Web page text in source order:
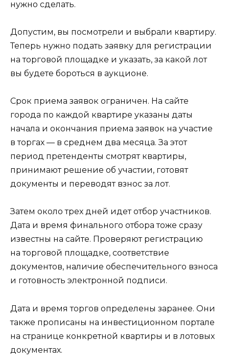
нужно сделать.
Допустим, вы посмотрели и выбрали квартиру.
Теперь нужно подать заявку для регистрации
на торговой площадке и указать, за какой лот
вы будете бороться в аукционе.
Срок приема заявок ограничен. На сайте
города по каждой квартире указаны даты
начала и окончания приема заявок на участие
в торгах — в среднем два месяца. За этот
период претенденты смотрят квартиры,
принимают решение об участии, готовят
документы и переводят взнос за лот.
Затем около трех дней идет отбор участников.
Дата и время финального отбора тоже сразу
известны на сайте. Проверяют регистрацию
на торговой площадке, соответствие
документов, наличие обеспечительного взноса
и готовность электронной подписи.
Дата и время торгов определены заранее. Они
также прописаны на инвестиционном портале
на странице конкретной квартиры и в лотовых
документах.